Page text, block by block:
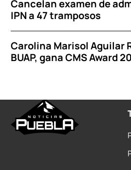
Cancelan examen de
IPN a 47 tramposos
Carolina Marisol Aguilar
BUAP, gana CMS Award